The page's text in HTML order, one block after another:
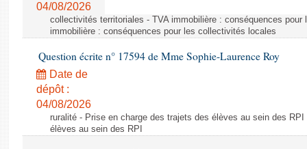
04/08/2026
collectivités territoriales - TVA immobilière : conséquences
immobilière : conséquences pour les collectivités locales
Question écrite n° 17594 de Mme Sophie-Laurence Roy
Date de
dépôt :
04/08/2026
ruralité - Prise en charge des trajets des élèves au sein des
élèves au sein des RPI